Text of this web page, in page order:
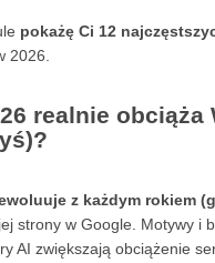
pokażę Ci 12
2026.
realnie
z każdym rokiem
strony w Google. Motywy i
AI zwiększają obciążenie